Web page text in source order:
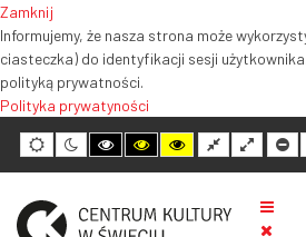
Zamknij
Informujemy, że nasza strona może
ciasteczka) do identyfikacji sesji
polityką prywatności.
Polityka prywatyności
Tryb
domyślny
Tryb
nocny
Tryb
wysokiego
kontrastu
biały
Tryb
wysokiego
kontrastu
żółty
Tryb
wysokiego
kontrastu
czarny
Normalny
układ
Szeroki
układ